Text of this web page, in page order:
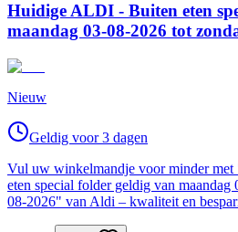
Huidige ALDI - Buiten eten
maandag 03-08-2026 tot
Nieuw
Geldig voor 3 dagen
Vul uw winkelmandje voor minder
eten special folder geldig van
08-2026" van Aldi – kwaliteit en